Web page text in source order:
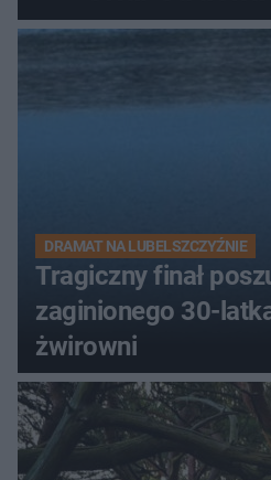
DRAMAT NA LUBELSZCZYŹNIE
Tragiczny finał
zaginionego 30-
żwirowni